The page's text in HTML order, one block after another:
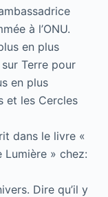
à l’ONU.
en plus
Terre pour
en plus
et les Cercles
dans le livre «
» chez:
Dire qu’il y